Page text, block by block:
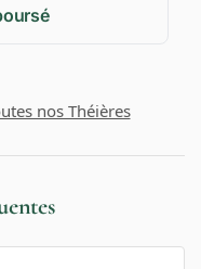
nos Théières